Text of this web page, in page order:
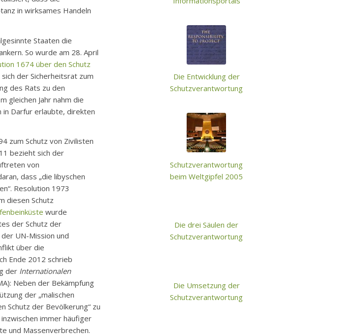
in wirksames Handeln
Staaten die
So wurde am 28. April
1674 über den Schutz
der Sicherheitsrat zum
des Rats zu den
gleichen Jahr nahm die
in Darfur erlaubte, direkten
zum Schutz von Zivilisten
bezieht sich der
von
dass „die libyschen
Resolution 1973
diesen Schutz
wurde
der Schutz der
UN-Mission und
über die
Ende 2012 schrieb
der Internationalen
Neben der Bekämpfung
der „malischen
Schutz der Bevölkerung“ zu
immer häufiger
und Massenverbrechen.
Die Entwicklung der
Schutzverantwortung
Schutzverantwortung
beim Weltgipfel 2005
Die drei Säulen der
Schutzverantwortung
Die Umsetzung der
Schutzverantwortung